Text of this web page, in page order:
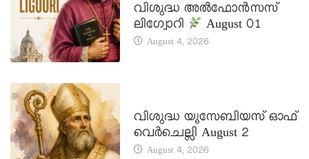
വിശുദ്ധ അൽഫോൻസസ്
ലിഗ്വോറി
August 01
August 4, 2026
വിശുദ്ധ യൂസേബിയസ് ഓഫ്
വെർചെല്ലി August 2
August 4, 2026